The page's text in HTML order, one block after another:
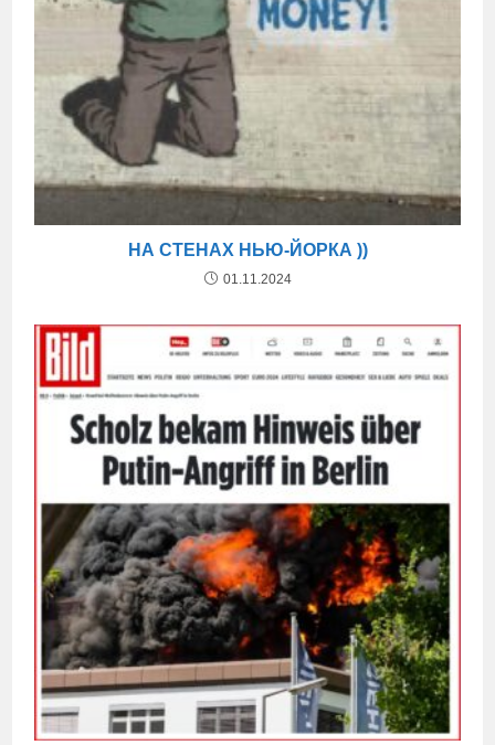
НА СТЕНАХ НЬЮ-ЙОРКА ))
01.11.2024